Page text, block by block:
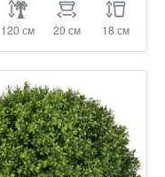
120 см 20 см 18 см